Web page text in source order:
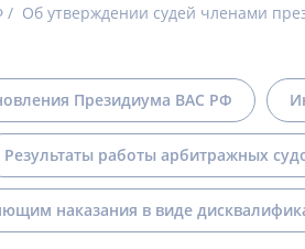
Об утверждении судей членами
Президиума ВАС РФ
Результаты работы арбитражных
наказания в виде